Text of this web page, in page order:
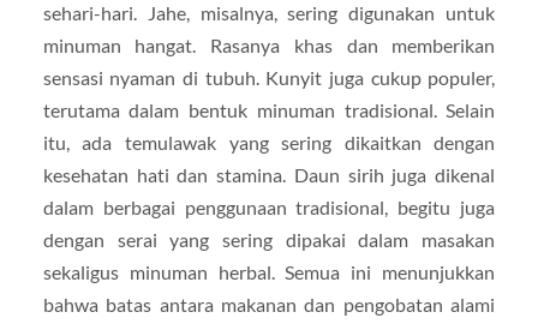
sehari-hari. Jahe, misalnya, sering digunakan untuk
minuman hangat. Rasanya khas dan memberikan
sensasi nyaman di tubuh. Kunyit juga cukup populer,
terutama dalam bentuk minuman tradisional. Selain
itu, ada temulawak yang sering dikaitkan dengan
kesehatan hati dan stamina. Daun sirih juga dikenal
dalam berbagai penggunaan tradisional, begitu juga
dengan serai yang sering dipakai dalam masakan
sekaligus minuman herbal. Semua ini menunjukkan
bahwa batas antara makanan dan pengobatan alami